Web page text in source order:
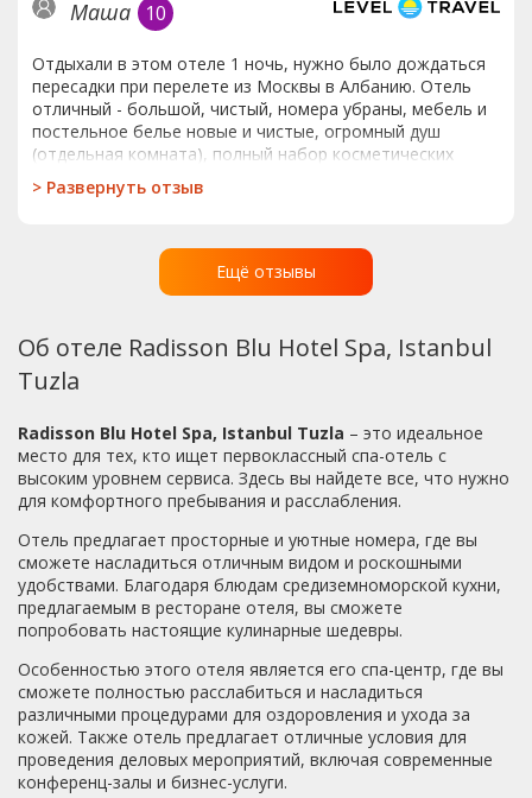
Маша 10
Отдыхали в этом отеле 1 ночь, нужно было дождаться
пересадки при перелете из Москвы в Албанию. Отель
отличный - большой, чистый, номера убраны, мебель и
постельное белье новые и чистые, огромный душ
(отдельная комната), полный набор косметических
принадлежностей (кстати шампунь и бальзам очень
хорошие), есть спа - но не смогли оценить, так как сутра
который мы еще и получили бесплатно. Мы хотели
оплатить на месте, но сначала не поняли друг друга с
работником (англоязычного не было, мы пришли на
:)), а потом, так как мы спешили на самолет нам сказали
что платить не нужно. Было очень мило с их
стороны.Отель, конечно, не дешевый но свою цену
прилетает в аэропорт Sabiha Goksen, от него в отель
ходит бесплатный шатл, расписание есть на сайте
отеля. Его немного сложно найти (шатл), так как нет
конкретной остановки, но все водители такси (кторых
там миллион возле аэропорта) с удовольствием
помогают в этом (в отличии от наших, которые
стремяться любой ценой посадить вас в такси :) ). Для
ориентировки - шатл черный с синей надписью названия
отеля, небольшой, едет по второй от аэропорта дороге
(она в середине, все там 3 дороги, насколько я помню).
максимум (утром минут 10 из-за небольших пробок при
подъезде к аэропорту). Единственный минус - переписка
с отелем. Очень долго отвечают на сообщения. Кроме
того, при заезде берется залог (сумма блокируется на
карте), что нормально, но потом эти деньги
возвращались в течении 2 недель, что не нормально, но
> Развернуть отзыв
Ещё отзывы
Об отеле Radisson Blu Hotel Spa, Istanbul
Tuzla
Radisson Blu Hotel Spa, Istanbul Tuzla – это идеальное
место для тех, кто ищет первоклассный спа-отель с
высоким уровнем сервиса. Здесь вы найдете все, что нужно
для комфортного пребывания и расслабления.
Отель предлагает просторные и уютные номера, где вы
сможете насладиться отличным видом и роскошными
удобствами. Благодаря блюдам средиземноморской кухни,
предлагаемым в ресторане отеля, вы сможете
попробовать настоящие кулинарные шедевры.
Особенностью этого отеля является его спа-центр, где вы
сможете полностью расслабиться и насладиться
различными процедурами для оздоровления и ухода за
кожей. Также отель предлагает отличные условия для
проведения деловых мероприятий, включая современные
конференц-залы и бизнес-услуги.